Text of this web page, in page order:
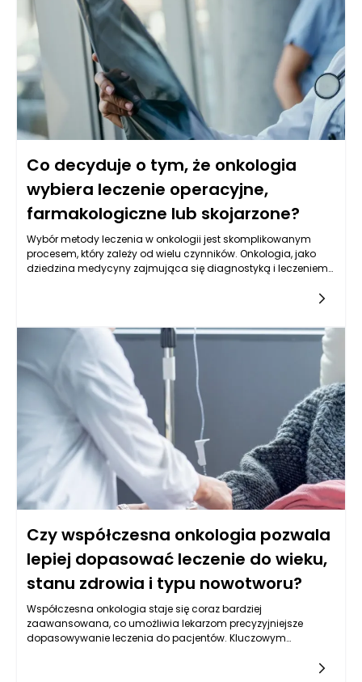
Co decyduje o tym, że onkologia
wybiera leczenie operacyjne,
farmakologiczne lub skojarzone?
Wybór metody leczenia w onkologii jest skomplikowanym
procesem, który zależy od wielu czynników. Onkologia, jako
dziedzina medycyny zajmująca się diagnostyką i leczeniem
farmakologiczne i skojarzone. Każda z tych metod ma swoje
specyfikę nowotworu, miejsca jego występowania, stopień
zaawansowania choroby oraz indywidualne cechy pacjenta.
Czy współczesna onkologia pozwala
lepiej dopasować leczenie do wieku,
stanu zdrowia i typu nowotworu?
Współczesna onkologia staje się coraz bardziej
zaawansowana, co umożliwia lekarzom precyzyjniejsze
dopasowywanie leczenia do pacjentów. Kluczowym
różne grupy wiekowe mogą reagować odmiennie na terapie,